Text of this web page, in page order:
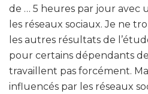
de … 5 heures par jour avec
les réseaux sociaux. Je ne
les autres résultats de
pour certains dépendants
travaillent pas forcément.
influencés par les réseaux